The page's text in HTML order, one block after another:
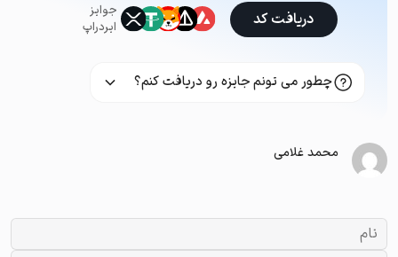
جوایز
ایردراپ
دریافت کد
چطور می تونم جایزه رو دریافت کنم؟
محمد غلامی